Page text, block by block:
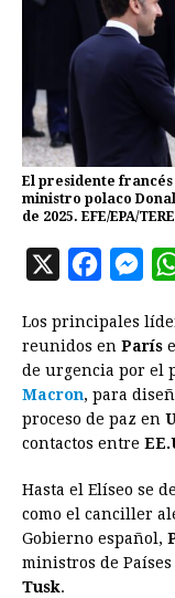
El presidente
ministro polaco
de 2025. EFE/EPA/
X
c
e
b
o
k
M
s
s
e
n
e
Los principales
reunidos en París
de urgencia por el
Macron, para
proceso de paz en
contactos entre
Hasta el Elíseo se
como el canciller
Gobierno español,
ministros de Países
Tusk.